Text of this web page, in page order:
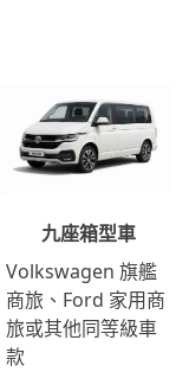
九座箱型車
Volkswagen 旗艦
商旅、Ford 家用商
旅或其他同等級車
款